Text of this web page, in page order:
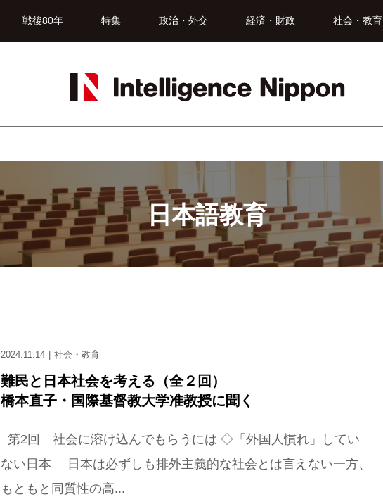
戦後80年 特集 政治・外交 経済・財政 社会・教育
日本語教育
2024.11.14 社会・教育
難民と日本社会を考える（全２回）
橋本直子・国際基督教大学准教授に聞く
第2回 社会に溶け込んでもらうには ◇「外国人慣れ」してい
ない日本 日本は必ずしも排外主義的な社会とは言えない一方、
もともと同質性の高...